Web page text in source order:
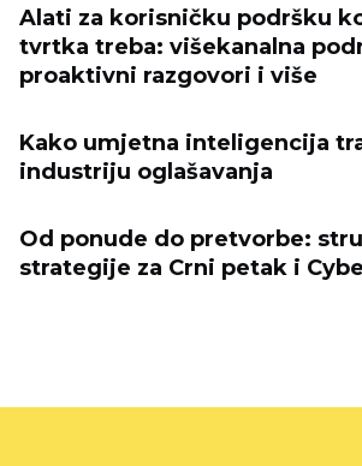
Alati za korisničku podršku
tvrtka treba: višekanalna
proaktivni razgovori i više
Kako umjetna inteligencija
industriju oglašavanja
Od ponude do pretvorbe:
strategije za Crni petak i